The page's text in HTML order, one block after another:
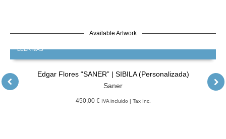
Available Artwork
LEER MÁS
Edgar Flores “SANER” | SIBILA (Personalizada)
Saner
450,00 € IVA incluido | Tax Inc.